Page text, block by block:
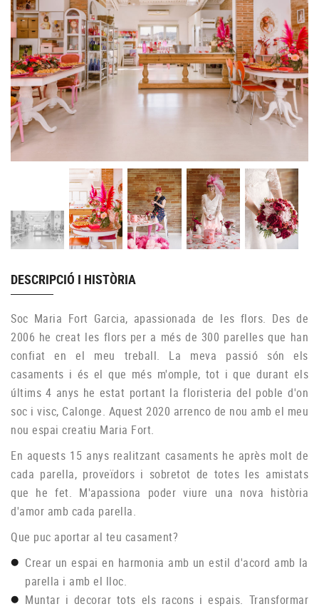
DESCRIPCIÓ I HISTÒRIA
Soc Maria Fort Garcia, apassionada de les flors. Des de
2006 he creat les flors per a més de 300 parelles que han
confiat en el meu treball. La meva passió són els
casaments i és el que més m'omple, tot i que durant els
últims 4 anys he estat portant la floristeria del poble d'on
soc i visc, Calonge. Aquest 2020 arrenco de nou amb el meu
nou espai creatiu Maria Fort.
En aquests 15 anys realitzant casaments he après molt de
cada parella, proveïdors i sobretot de totes les amistats
que he fet. M'apassiona poder viure una nova història
d'amor amb cada parella.
Que puc aportar al teu casament?
Crear un espai en harmonia amb un estil d'acord amb la
parella i amb el lloc.
Muntar i decorar tots els racons i espais. Transformar